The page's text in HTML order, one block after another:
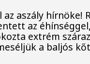
aszály hírnöke!
az
extrém
a baljós